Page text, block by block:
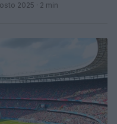
2025 · 2 min